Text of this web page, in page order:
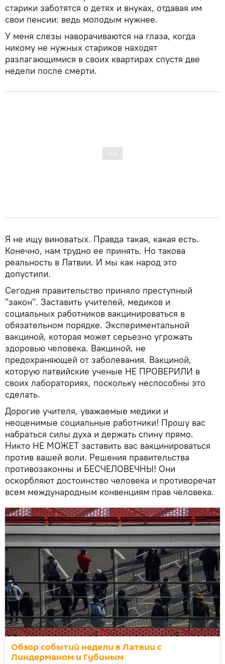
старики заботятся о детях и внуках, отдавая им
свои пенсии: ведь молодым нужнее.
У меня слезы наворачиваются на глаза, когда
никому не нужных стариков находят
разлагающимися в своих квартирах спустя две
недели после смерти.
Я не ищу виноватых. Правда такая, какая есть.
Конечно, нам трудно ее принять. Но такова
реальность в Латвии. И мы как народ это
допустили.
Сегодня правительство приняло преступный
"закон". Заставить учителей, медиков и
социальных работников вакцинироваться в
обязательном порядке. Экспериментальной
вакциной, которая может серьезно угрожать
здоровью человека. Вакциной, не
предохраняющей от заболевания. Вакциной,
которую латвийские ученые НЕ ПРОВЕРИЛИ в
своих лабораториях, поскольку неспособны это
сделать.
Дорогие учителя, уважаемые медики и
неоценимые социальные работники! Прошу вас
набраться силы духа и держать спину прямо.
Никто НЕ МОЖЕТ заставить вас вакцинироваться
против вашей воли. Решения правительства
противозаконны и БЕСЧЕЛОВЕЧНЫ! Они
оскорбляют достоинство человека и противоречат
всем международным конвенциям прав человека.
Обзор событий недели в Латвии с
Линдерманом и Губиным